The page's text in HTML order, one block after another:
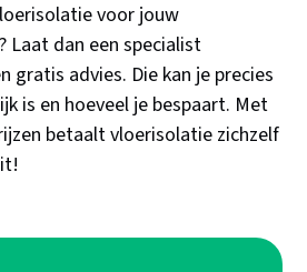
voor jouw
Laat dan een specialist
gratis advies. Die kan je precies
is en hoeveel je bespaart. Met
betaalt vloerisolatie zichzelf